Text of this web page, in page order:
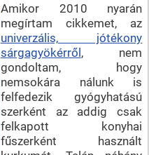
Amikor 2010 nyarán
megírtam cikkemet, az
univerzális, jótékony
sárgagyökérről, nem
gondoltam, hogy
nemsokára nálunk is
felfedezik gyógyhatású
szerként az addig csak
felkapott konyhai
fűszerként használt